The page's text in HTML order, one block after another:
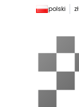
polski zł